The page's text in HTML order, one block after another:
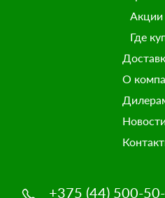
Акции
Где
О
+375 (44) 500-